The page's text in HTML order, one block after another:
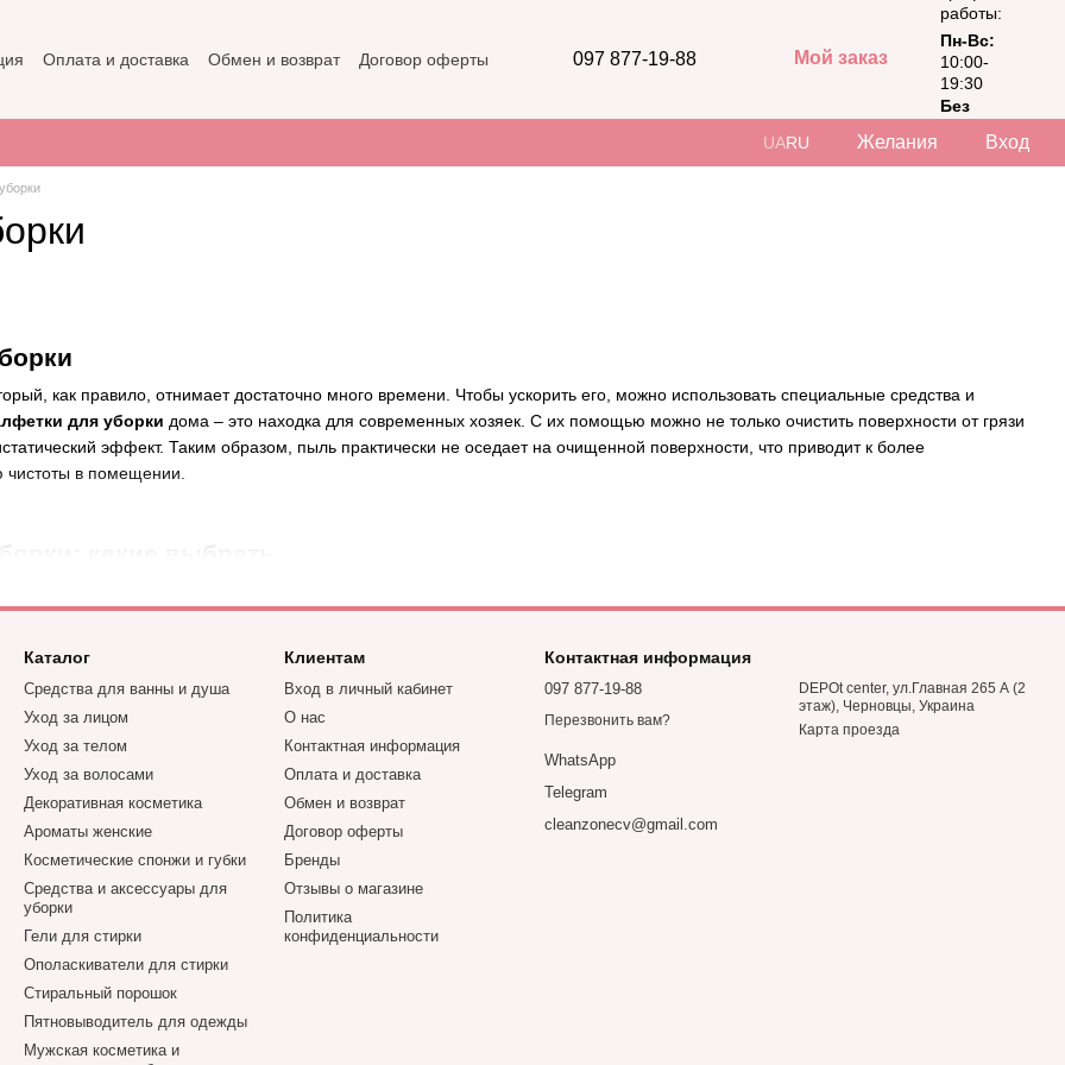
Оплата и доставка Обмен и возврат
Договор оферты
097 877-19-88 Мой заказ
работы:
Пн-Вс:
10:00-
19:30
Без
UARU Желания Вход
как правило, отнимает достаточно много времени. Чтобы ускорить его, можно использовать специальные средства и
для уборки дома – это находка для современных хозяек. С их помощью можно не только очистить поверхности от грязи
эффект. Таким образом, пыль практически не оседает на очищенной поверхности, что приводит к более
в помещении.
использовать таую тряпочку для нескольких типов поверхностей, но это не всегда допустимо. К тому же в таком случае нет
предлагают широкий выбор влажных одноразовых салфеток для уборки. Они могут быть универсальными, подходящими для
а также специальными. Есть изделия для очистки дерева, стекла, зеркал, плазменных мониторов, пластика и т.д.
для уборки можно в любой комнате, включая не только жилые, но и офисные помещения.
обеспечивать различные эффекты
можно использовать без воды и моющих средств. В каталоге нашего интернет-магазина можно выбрать и купить такие
Каталог
Средства для ванны и душа
Уход за лицом
Уход за телом
Уход за волосами
Декоративная косметика
Ароматы женские
Косметические спонжи и губки
Средства и аксессуары для
уборки
Гели для стирки
Ополаскиватели для стирки
Стиральный порошок
Пятновыводитель для одежды
Мужская косметика и
Клиентам
Вход в личный кабинет
О нас
Контактная информация
Оплата и доставка
Обмен и возврат
Договор оферты
Бренды
Отзывы о магазине
Политика
конфиденциальности
Контактная информация
097 877-19-88
Перезвонить вам?
WhatsApp
Telegram
cleanzonecv@gmail.com
DEPOt center, ул.Главная 265 А (2
этаж), Черновцы, Украина
Карта проезда